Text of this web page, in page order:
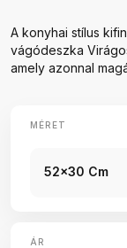
A konyhai stílus
vágódeszka
amely azonnal
MÉRET
52x30 Cm
ÁR